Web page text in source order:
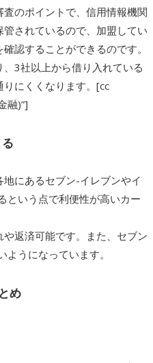
のポイントで、信用情報機関
されているので、加盟してい
認することができるのです。
3社以上から借り入れている
にくくなります。[cc
融)”]
にあるセブン-イレブンやイ
という点で利便性が高いカー
返済可能です。また、セブン
うになっています。
め